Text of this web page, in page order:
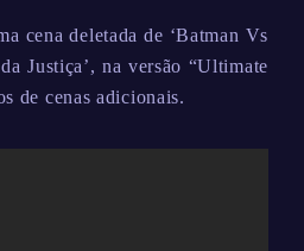
cena deletada de ‘Batman Vs
Justiça’, na versão “Ultimate
de cenas adicionais.